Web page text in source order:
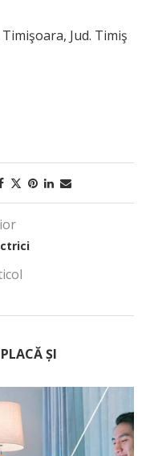
Jud. Timiş
ȘI